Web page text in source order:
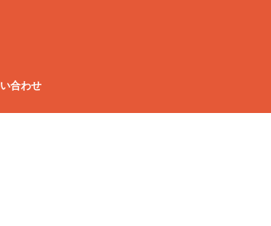
合わせ